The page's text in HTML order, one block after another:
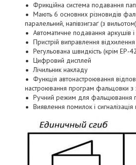
Фрикційна система подавання
Мають 6 основних різновидів
паралельний, напівзигзаґ (з
Автоматичне подавання аркушів і
Пристрій виправлення
Регульована швидкість (крім ЕР-
Цифровий дисплей
Лічильник накладу
Функція автонастроювання
настроювання програм фальцовки з
Ручний режим для фальцювання
Виявлення помилок і